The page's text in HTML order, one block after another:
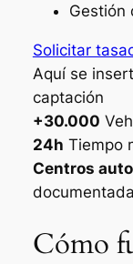
Gestión
Solicitar
Aquí se
captación
+30.000
24h Tiempo
Centros
documentada
Cómo